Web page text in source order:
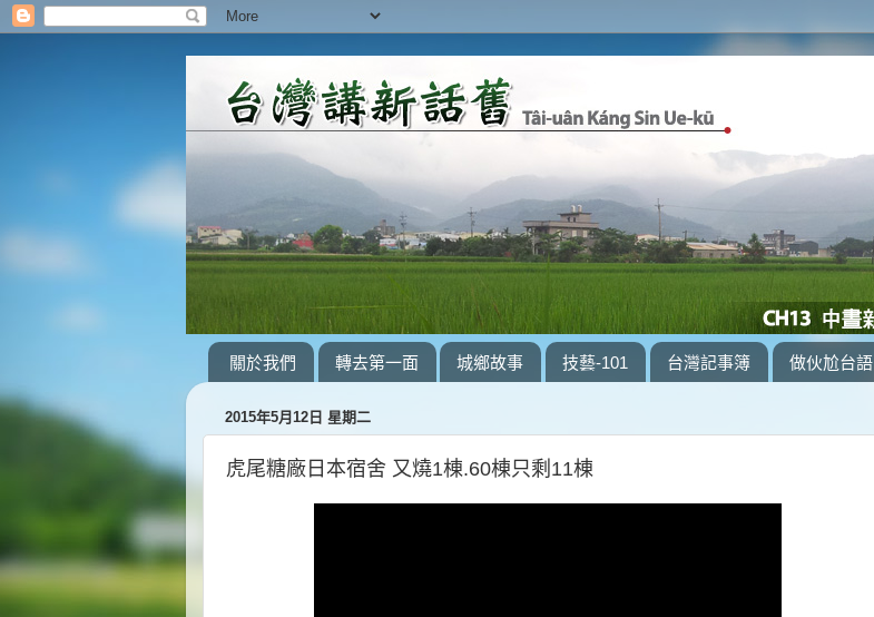
關於我們 轉去第一面 城鄉故事 技藝-101 台灣記事簿 做伙尬台語
2015年5月12日 星期二
虎尾糖廠日本宿舍 又燒1棟.60棟只剩11棟